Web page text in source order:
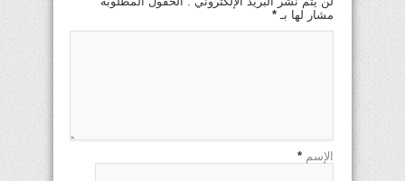
مشار لها بـ *
الإسم *